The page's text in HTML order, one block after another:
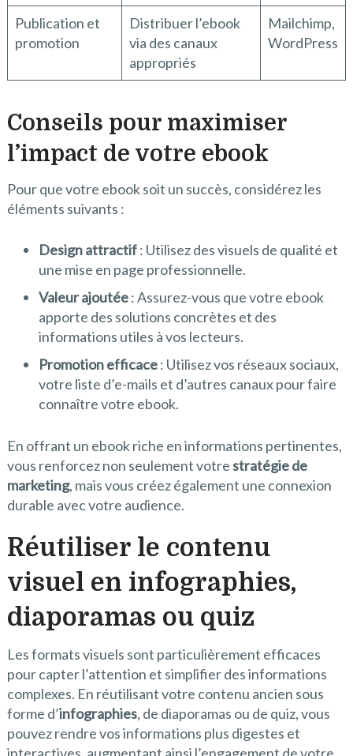
Publication et
promotion
Distribuer l’ebook
via des canaux
appropriés
Mailchimp,
WordPress
Conseils pour maximiser
l’impact de votre ebook
Pour que votre ebook soit un succès, considérez les
éléments suivants :
Design attractif: Utilisez des visuels de qualité et
une mise en page professionnelle.
Valeur ajoutée: Assurez-vous que votre ebook
apporte des solutions concrètes et des
informations utiles à vos lecteurs.
Promotion efficace: Utilisez vos réseaux sociaux,
votre liste d’e-mails et d’autres canaux pour faire
connaître votre ebook.
En offrant un ebook riche en informations pertinentes,
vous renforcez non seulement votrestratégie de
marketing, mais vous créez également une connexion
durable avec votre audience.
Réutiliser le contenu
visuel en infographies,
diaporamas ou quiz
Les formats visuels sont particulièrement efficaces
pour capter l’attention et simplifier des informations
complexes. En réutilisant votre contenu ancien sous
forme d’infographies, de diaporamas ou de quiz, vous
pouvez rendre vos informations plus digestes et